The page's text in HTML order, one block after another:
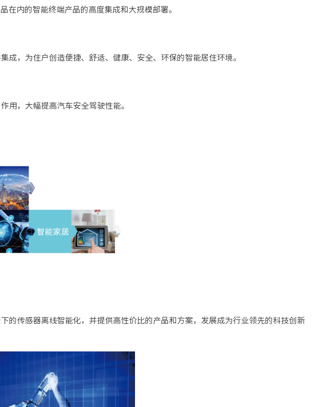
在内的智能终端产品的高度集成和大规模部署。
，为住户创造便捷、舒适、健康、安全、环保的智能居住环境。
用，大幅提高汽车安全驾驶性能。
的传感器离线智能化，并提供高性价比的产品和方案，发展成为行业领先的科技创新